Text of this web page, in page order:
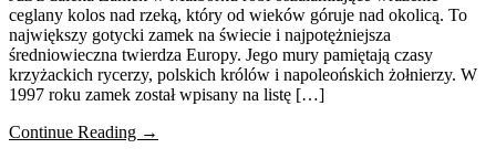
ceglany kolos nad rzeką, który od wieków góruje nad okolicą. To
największy gotycki zamek na świecie i najpotężniejsza
średniowieczna twierdza Europy. Jego mury pamiętają czasy
krzyżackich rycerzy, polskich królów i napoleońskich żołnierzy. W
1997 roku zamek został wpisany na listę […]
Continue Reading →